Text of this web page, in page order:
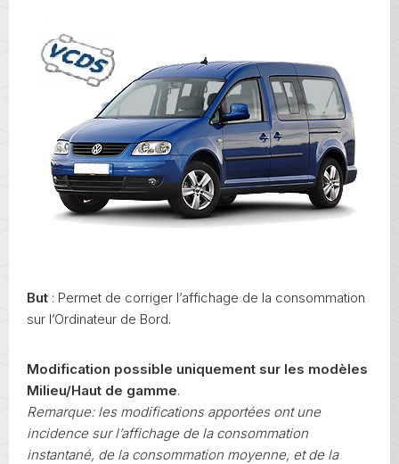
But : Permet de corriger l’affichage de la consommation
sur l’Ordinateur de Bord.
Modification possible uniquement sur les modèles
Milieu/Haut de gamme.
Remarque: les modifications apportées ont une
incidence sur l’affichage de la consommation
instantané, de la consommation moyenne, et de la